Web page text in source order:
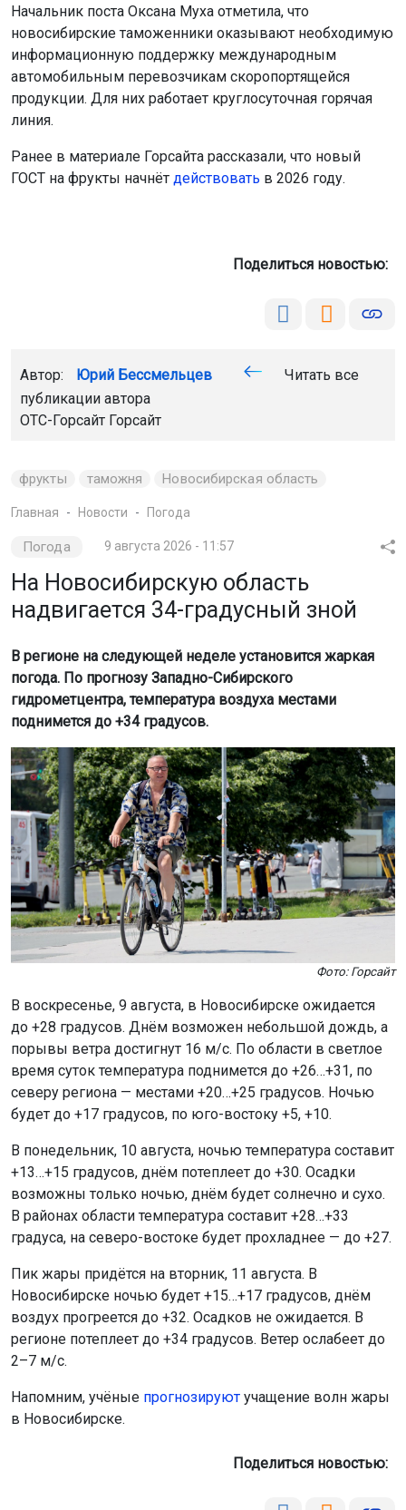
Начальник поста Оксана Муха отметила, что
новосибирские таможенники оказывают необходимую
информационную поддержку международным
автомобильным перевозчикам скоропортящейся
продукции. Для них работает круглосуточная горячая
линия.
Ранее в материале Горсайта рассказали, что новый
ГОСТ на фрукты начнёт действовать в 2026 году.
Поделиться новостью:
Автор: Юрий Бессмельцев
Читать все
публикации автора
ОТС-Горсайт Горсайт
фрукты таможня Новосибирская область
Главная Новости Погода
Погода 9 августа 2026 - 11:57
На Новосибирскую область
надвигается 34-градусный зной
В регионе на следующей неделе установится жаркая
погода. По прогнозу Западно-Сибирского
гидрометцентра, температура воздуха местами
поднимется до +34 градусов.
Фото: Горсайт
В воскресенье, 9 августа, в Новосибирске ожидается
до +28 градусов. Днём возможен небольшой дождь, а
порывы ветра достигнут 16 м/с. По области в светлое
время суток температура поднимется до +26…+31, по
северу региона — местами +20…+25 градусов. Ночью
будет до +17 градусов, по юго-востоку +5, +10.
В понедельник, 10 августа, ночью температура составит
+13…+15 градусов, днём потеплеет до +30. Осадки
возможны только ночью, днём будет солнечно и сухо.
В районах области температура составит +28…+33
градуса, на северо-востоке будет прохладнее — до +27.
Пик жары придётся на вторник, 11 августа. В
Новосибирске ночью будет +15…+17 градусов, днём
воздух прогреется до +32. Осадков не ожидается. В
регионе потеплеет до +34 градусов. Ветер ослабеет до
2–7 м/с.
Напомним, учёные прогнозируют учащение волн жары
в Новосибирске.
Поделиться новостью: